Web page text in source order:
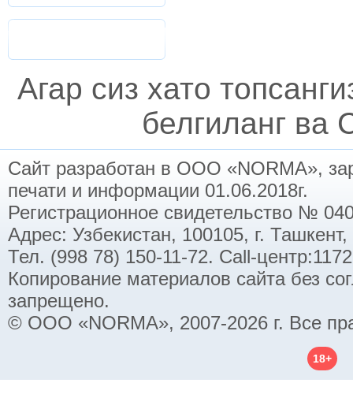
Агар сиз хато
белгиланг ва
Сайт разработан в ООО «NORMA»,
печати и информации 01.06.2018г.
Регистрационное свидетельство №
Адрес: Узбекистан, 100105, г.
Тел. (998 78) 150-11-72. Call-
Копирование материалов сайта без
запрещено.
© ООО «NORMA», 2007-2026 г. Все
18+